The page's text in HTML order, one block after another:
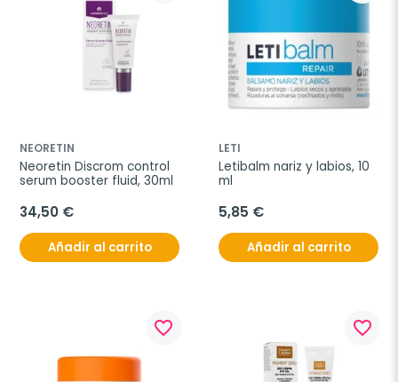
NEORETIN
Neoretin Discrom control
serum booster fluid, 30ml
34,50 €
Añadir al carrito
LETI
Letibalm nariz y labios, 10
ml
5,85 €
Añadir al carrito
favorite_border favorite_border